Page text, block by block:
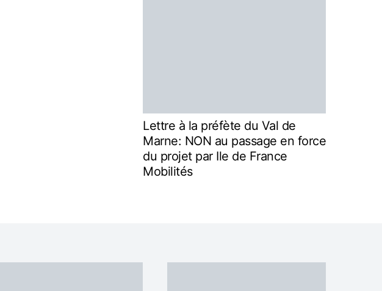
Lettre à la préfète du Val de
Marne: NON au passage en force
du projet par Ile de France
Mobilités